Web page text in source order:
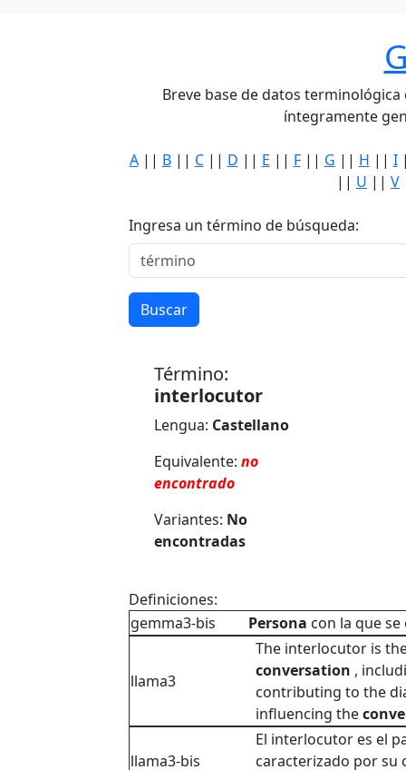
Breve base de datos
íntegramente
A|| B|| C|| D || E || F|| G || H || I
|| U || V
Ingresa un término de búsqueda:
Buscar
Término:
interlocutor
Lengua: Castellano
Equivalente: no
encontrado
Variantes: No
encontradas
Definiciones:
gemma3-bis
Persona con la que
llama3
The interlocutor is
conversation ,
contributing to the
influencing the
llama3-bis
El interlocutor es el
caracterizado por su